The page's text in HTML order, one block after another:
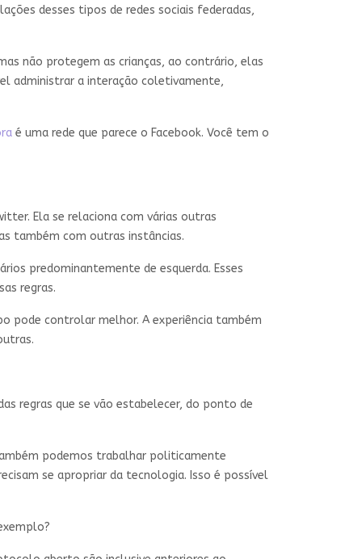
desses tipos de redes sociais federadas,
não protegem as crianças, ao contrário, elas
administrar a interação coletivamente,
é uma rede que parece o Facebook. Você tem o
Ela se relaciona com várias outras
também com outras instâncias.
predominantemente de esquerda. Esses
regras.
pode controlar melhor. A experiência também
regras que se vão estabelecer, do ponto de
podemos trabalhar politicamente
se apropriar da tecnologia. Isso é possível